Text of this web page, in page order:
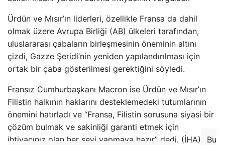
Ürdün ve Mısır’ın liderleri, özellikle Fransa da dahil
olmak üzere Avrupa Birliği (AB) ülkeleri tarafından,
uluslararası çabaların birleşmesinin öneminin altını
çizdi, Gazze Şeridi’nin yeniden yapılandırılması için
ortak bir çaba gösterilmesi gerektiğini söyledi.
Fransız Cumhurbaşkanı Macron ise Ürdün ve Mısır’ın
Filistin halkının haklarını desteklemedeki tutumlarının
önemini hatırladı ve “Fransa, Filistin sorusuna siyasi bir
çözüm bulmak ve sakinliği garanti etmek için
ihtiyacınız olan her şeyi yapmaya hazır” dedi. (İHA)
Bu